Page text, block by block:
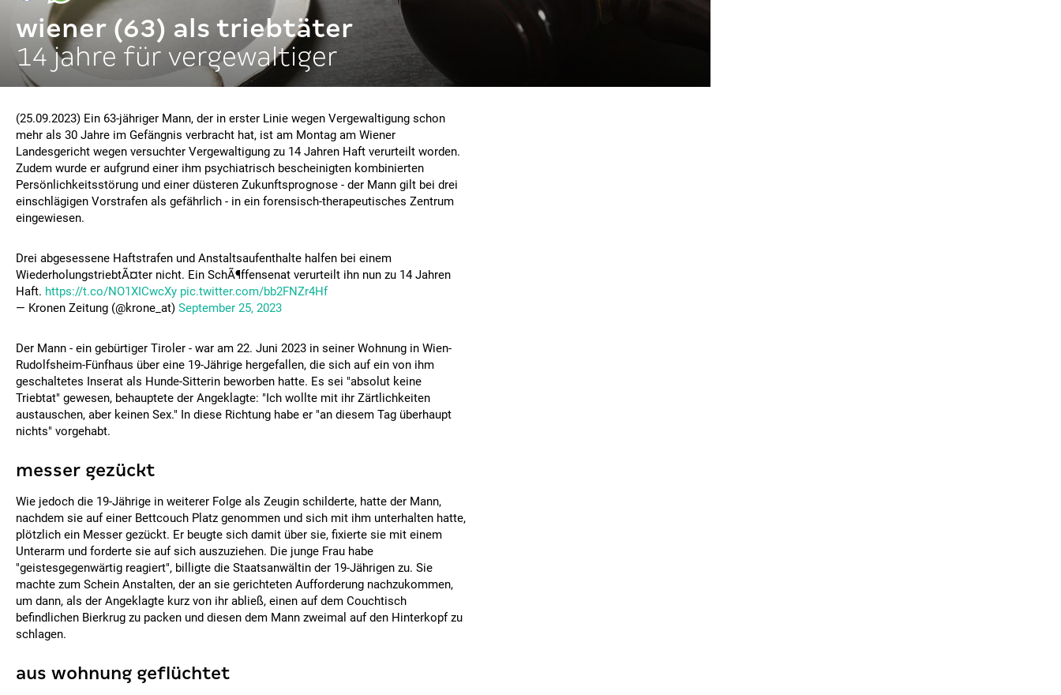
wiener (63) als triebtäter
14 jahre für vergewaltiger
(25.09.2023) Ein 63-jähriger Mann, der in erster Linie wegen Vergewaltigung schon
mehr als 30 Jahre im Gefängnis verbracht hat, ist am Montag am Wiener
Landesgericht wegen versuchter Vergewaltigung zu 14 Jahren Haft verurteilt worden.
Zudem wurde er aufgrund einer ihm psychiatrisch bescheinigten kombinierten
Persönlichkeitsstörung und einer düsteren Zukunftsprognose - der Mann gilt bei drei
einschlägigen Vorstrafen als gefährlich - in ein forensisch-therapeutisches Zentrum
eingewiesen.
Drei abgesessene Haftstrafen und Anstaltsaufenthalte halfen bei einem
WiederholungstriebtÃ¤ter nicht. Ein SchÃ¶ffensenat verurteilt ihn nun zu 14 Jahren
Haft. https://t.co/NO1XICwcXy pic.twitter.com/bb2FNZr4Hf
— Kronen Zeitung (@krone_at) September 25, 2023
Der Mann - ein gebürtiger Tiroler - war am 22. Juni 2023 in seiner Wohnung in Wien-
Rudolfsheim-Fünfhaus über eine 19-Jährige hergefallen, die sich auf ein von ihm
geschaltetes Inserat als Hunde-Sitterin beworben hatte. Es sei "absolut keine
Triebtat" gewesen, behauptete der Angeklagte: "Ich wollte mit ihr Zärtlichkeiten
austauschen, aber keinen Sex." In diese Richtung habe er "an diesem Tag überhaupt
nichts" vorgehabt.
messer gezückt
Wie jedoch die 19-Jährige in weiterer Folge als Zeugin schilderte, hatte der Mann,
nachdem sie auf einer Bettcouch Platz genommen und sich mit ihm unterhalten hatte,
plötzlich ein Messer gezückt. Er beugte sich damit über sie, fixierte sie mit einem
Unterarm und forderte sie auf sich auszuziehen. Die junge Frau habe
"geistesgegenwärtig reagiert", billigte die Staatsanwältin der 19-Jährigen zu. Sie
machte zum Schein Anstalten, der an sie gerichteten Aufforderung nachzukommen,
um dann, als der Angeklagte kurz von ihr abließ, einen auf dem Couchtisch
befindlichen Bierkrug zu packen und diesen dem Mann zweimal auf den Hinterkopf zu
schlagen.
aus wohnung geflüchtet